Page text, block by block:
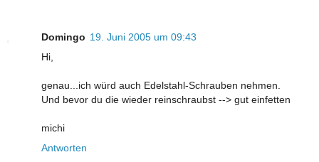
Domingo 19. Juni 2005 um 09:43
Hi,
genau...ich würd auch Edelstahl-Schrauben nehmen.
Und bevor du die wieder reinschraubst --> gut einfetten
michi
Antworten